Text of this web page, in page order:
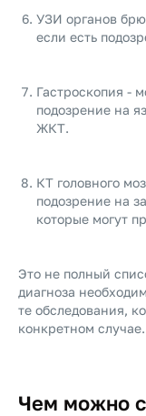
УЗИ органов
если есть
Гастроскопия -
подозрение на
ЖКТ.
КТ головного
подозрение на
которые могут
Это не полный
диагноза
те обследования,
конкретном случае.
Чем можно